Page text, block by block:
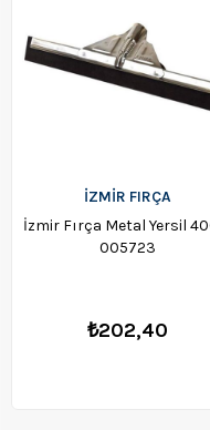
İZMİR FIRÇA
İzmir Fırça Metal Yersil
005723
₺202,40